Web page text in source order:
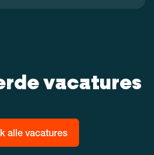
vacatures
alle vacatures